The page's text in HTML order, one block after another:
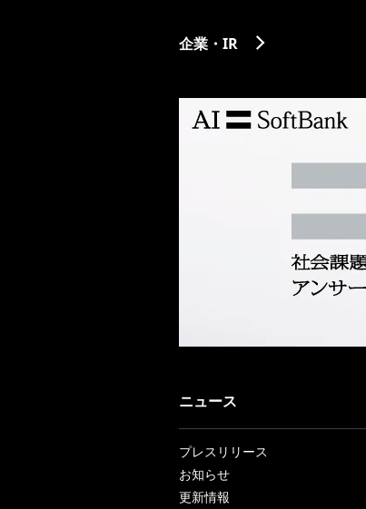
企業・IR
ニュース
プレスリリース
お知らせ
更新情報